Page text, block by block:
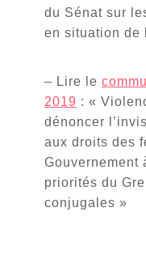
du Sénat sur
en situation de
– Lire le
2019 : «
dénoncer
aux droits des
Gouvernement
priorités du
conjugales »